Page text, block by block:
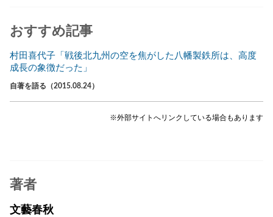
おすすめ記事
村田喜代子「戦後北九州の空を焦がした八幡製鉄所は、高度
成長の象徴だった」
自著を語る（2015.08.24）
※外部サイトへリンクしている場合もあります
著者
文藝春秋